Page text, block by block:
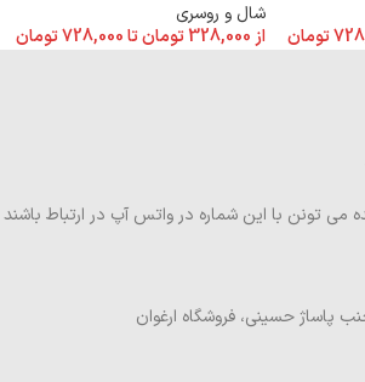
تومان
شال و روسری
از 328,000تومانتا728,000تومان
تونن با این شماره در واتس آپ در ارتباط باشند
جنب پاساژ حسینی، فروشگاه ارغوان